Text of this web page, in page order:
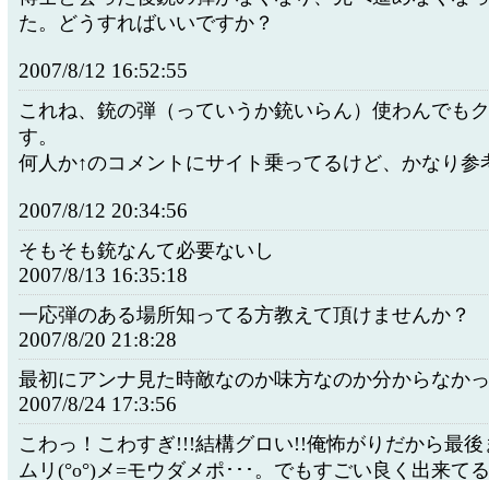
た。どうすればいいですか？
2007/8/12 16:52:55
これね、銃の弾（っていうか銃いらん）使わんでも
す。
何人か↑のコメントにサイト乗ってるけど、かなり参
2007/8/12 20:34:56
そもそも銃なんて必要ないし
2007/8/13 16:35:18
一応弾のある場所知ってる方教えて頂けませんか？
2007/8/20 21:8:28
最初にアンナ見た時敵なのか味方なのか分からなか
2007/8/24 17:3:56
こわっ！こわすぎ!!!結構グロい!!俺怖がりだから最
ムリ(°o°)メ=モウダメポ･･･。でもすごい良く出来て